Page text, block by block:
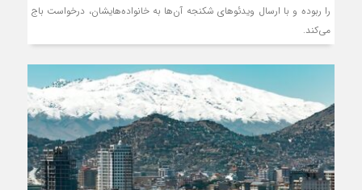
را ربوده و با ارسال ویدئوهای شکنجه آن‌ها به خانواده‌هایشان، درخواست باج
می‌کند.